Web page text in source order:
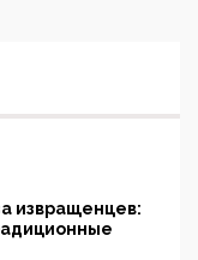
извращенцев: